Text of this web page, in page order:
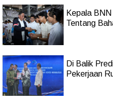
Kepala BNN
Tentang
Di Balik
Pekerjaan